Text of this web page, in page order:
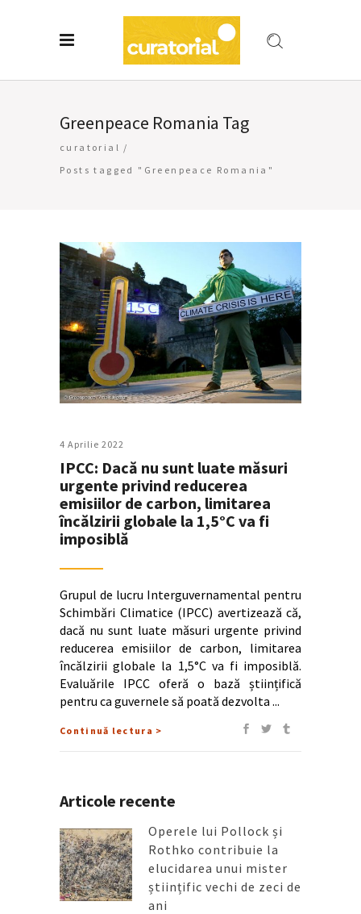
Greenpeace Romania Tag
curatorial /
Posts tagged "Greenpeace Romania"
4 Aprilie 2022
IPCC: Dacă nu sunt luate măsuri
urgente privind reducerea
emisiilor de carbon, limitarea
încălzirii globale la 1,5°C va fi
imposiblă
Grupul de lucru Interguvernamental pentru
Schimbări Climatice (IPCC) avertizează că,
dacă nu sunt luate măsuri urgente privind
reducerea emisiilor de carbon, limitarea
încălzirii globale la 1,5°C va fi imposiblă.
Evaluările IPCC oferă o bază științifică
pentru ca guvernele să poată dezvolta
Continuă lectura >
Articole recente
Operele lui Pollock și
Rothko contribuie la
elucidarea unui mister
științific vechi de zeci de
ani